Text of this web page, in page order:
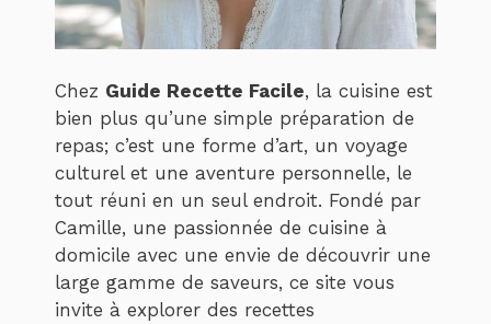
Chez Guide Recette Facile, la cuisine est
bien plus qu’une simple préparation de
repas; c’est une forme d’art, un voyage
culturel et une aventure personnelle, le
tout réuni en un seul endroit. Fondé par
Camille, une passionnée de cuisine à
domicile avec une envie de découvrir une
large gamme de saveurs, ce site vous
invite à explorer des recettes